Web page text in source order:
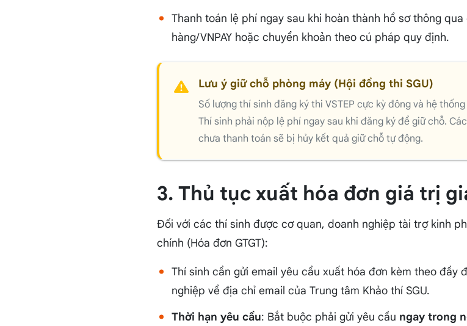
Thanh toán lệ phí ngay sau khi hoàn thành hồ sơ thông
hàng/VNPAY hoặc chuyển khoản theo cú pháp quy định.
Lưu ý giữ chỗ phòng máy (Hội đồng thi SGU)
Số lượng thí sinh đăng ký thi VSTEP cực kỳ đông và hệ
Thí sinh phải nộp lệ phí ngay sau khi đăng ký để giữ chỗ.
chưa thanh toán sẽ bị hủy kết quả giữ chỗ tự động.
3. Thủ tục xuất hóa đơn giá trị
Đối với các thí sinh được cơ quan, doanh nghiệp tài trợ kinh
chính (Hóa đơn GTGT):
Thí sinh cần gửi email yêu cầu xuất hóa đơn kèm theo đầy
nghiệp về địa chỉ email của Trung tâm Khảo thí SGU.
Thời hạn yêu cầu: Bắt buộc phải gửi yêu cầu ngay trong